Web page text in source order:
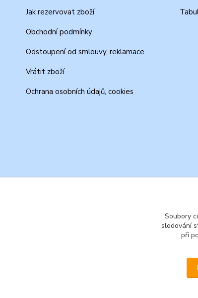
Jak rezervovat zboží
Obchodní podmínky
Odstoupení od smlouvy, reklamace
Vrátit zboží
Ochrana osobních údajů, cookies
Soubory
sledování
při